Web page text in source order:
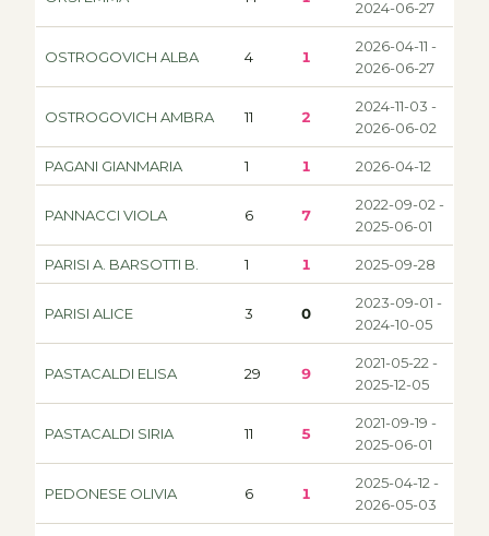
2024-06-27
OSTROGOVICH ALBA 4 1
2026-04-11 -
2026-06-27
OSTROGOVICH AMBRA 11 2
2024-11-03 -
2026-06-02
PAGANI GIANMARIA 1 1 2026-04-12
PANNACCI VIOLA 6 7
2022-09-02 -
2025-06-01
PARISI A. BARSOTTI B. 1 1 2025-09-28
PARISI ALICE 3 0
2023-09-01 -
2024-10-05
PASTACALDI ELISA 29 9
2021-05-22 -
2025-12-05
PASTACALDI SIRIA 11 5
2021-09-19 -
2025-06-01
PEDONESE OLIVIA 6 1
2025-04-12 -
2026-05-03